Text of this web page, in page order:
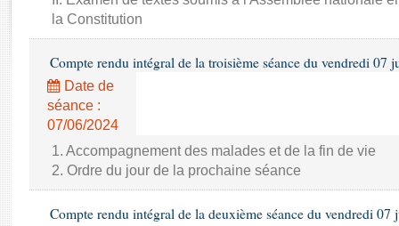
Rapports d'enquête
Rapports législatifs
Baromètre de l’application des lois
Dossiers législatifs
Questions écrites et orales
la Constitution
Compte rendu intégral de la troisième séance du vendredi 07
Date de
séance :
07/06/2024
1. Accompagnement des malades et de la fin de vie
2. Ordre du jour de la prochaine séance
Compte rendu intégral de la deuxième séance du vendredi 07